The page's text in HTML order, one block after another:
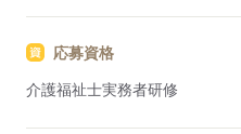
練に特化したデイサービスで
■主な業務内容
・マシントレーニングなどの運
・送迎業務
応募資格
介護福祉士実務者研修